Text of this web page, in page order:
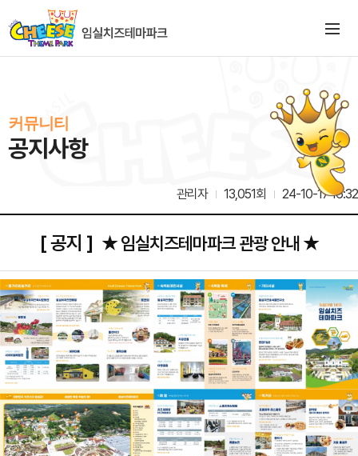
커뮤니티
공지사항
관리자 13,051회 24-10-17 16:32
[ 공지 ] ★ 임실치즈테마파크 관광 안내 ★